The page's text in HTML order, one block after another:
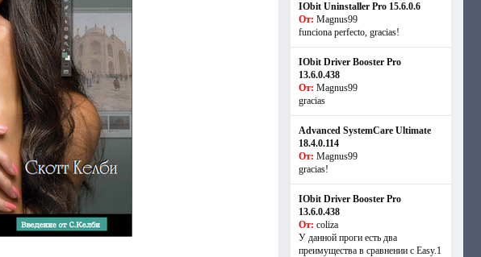
IObit Uninstaller Pro 15.6.0.6
От: Magnus99
funciona perfecto, gracias!
IObit Driver Booster Pro
13.6.0.438
От: Magnus99
gracias
Advanced SystemCare Ultimate
18.4.0.114
От: Magnus99
gracias!
IObit Driver Booster Pro
13.6.0.438
От: coliza
У данной проги есть два
преимущества в сравнении с Easy.1